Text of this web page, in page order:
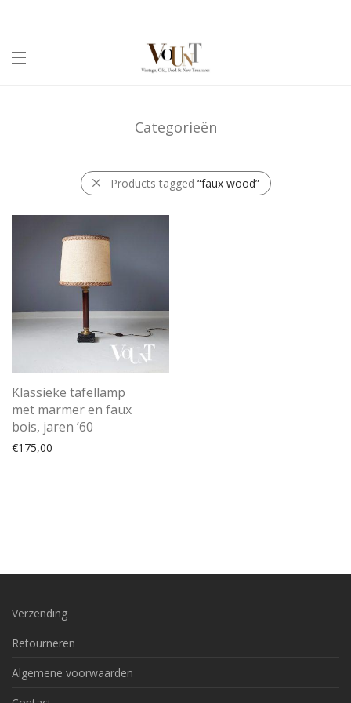
Categorieën
Products tagged “faux wood”
Klassieke tafellamp
met marmer en faux
bois, jaren ’60
€175,00
Verzending
Retourneren
Algemene voorwaarden